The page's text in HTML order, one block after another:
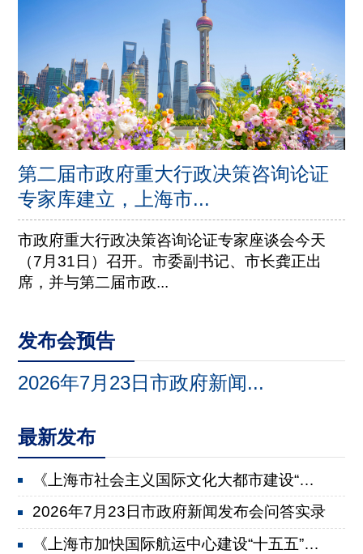
第二届市政府重大行政决策咨询论证
专家库建立，上海市...
市政府重大行政决策咨询论证专家座谈会今天
（7月31日）召开。市委副书记、市长龚正出
席，并与第二届市政...
发布会预告
2026年7月23日市政府新闻...
最新发布
《上海市社会主义国际文化大都市建设“十五五”规划》...
2026年7月23日市政府新闻发布会问答实录
《上海市加快国际航运中心建设“十五五”规划》有关情...